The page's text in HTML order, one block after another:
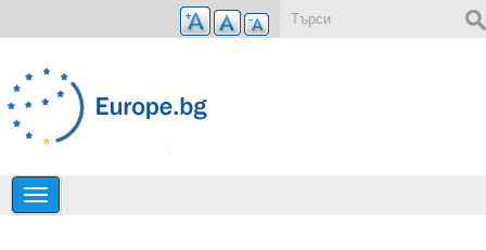
Премини към основното съдържание